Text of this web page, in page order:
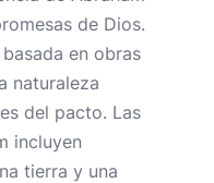
de Dios.
en obras
naturaleza
del pacto. Las
incluyen
tierra y una